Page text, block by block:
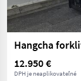
Hangcha
12.950 €
DPH je neaplikovateľné